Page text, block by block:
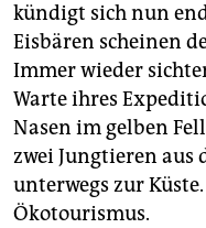
kündigt sich nun
Eisbären scheinen
Immer wieder
Warte ihres
Nasen im gelben
zwei Jungtieren aus
unterwegs zur
Ökotourismus.